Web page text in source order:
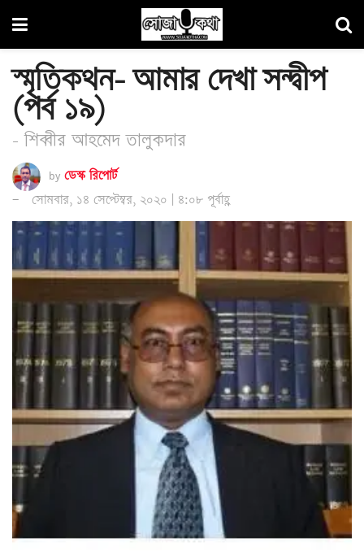
স্মৃতিকথন- আমার দেখা সন্দ্বীপ
(পর্ব ১৯)
- শিব্বীর আহমেদ তালুকদার
by ডেস্ক রিপোর্ট
সোমবার, ১৪ সেপ্টেম্বর, ২০২০ | ৪:০৮ পূর্বাহ্ণ